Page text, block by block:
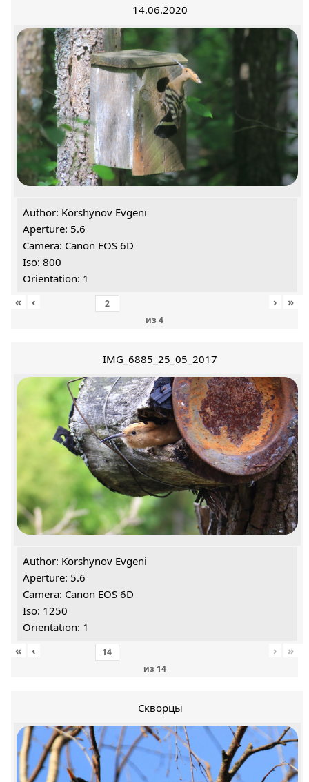
14.06.2020
Author: Korshynov Evgeni
Aperture: 5.6
Camera: Canon EOS 6D
Iso: 800
Orientation: 1
«
‹
из 4
› »
IMG_6885_25_05_2017
Author: Korshynov Evgeni
Aperture: 5.6
Camera: Canon EOS 6D
Iso: 1250
Orientation: 1
«
‹
из 14
› »
Скворцы